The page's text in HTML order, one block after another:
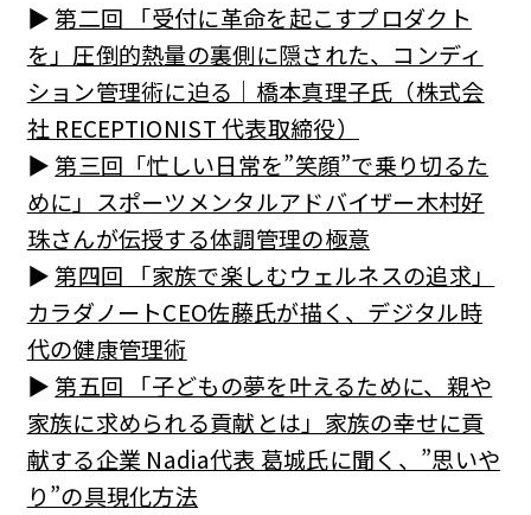
▶︎ 第二回 「受付に革命を起こすプロダクト
を」圧倒的熱量の裏側に隠された、コンディ
ション管理術に迫る｜橋本真理子氏（株式会
社 RECEPTIONIST 代表取締役）
▶︎ 第三回「忙しい日常を”笑顔”で乗り切るた
めに」スポーツメンタルアドバイザー木村好
珠さんが伝授する体調管理の極意
▶︎ 第四回 「家族で楽しむウェルネスの追求」
カラダノートCEO佐藤氏が描く、デジタル時
代の健康管理術
▶︎ 第五回 「子どもの夢を叶えるために、親や
家族に求められる貢献とは」家族の幸せに貢
献する企業 Nadia代表 葛城氏に聞く、”思いや
り”の具現化方法